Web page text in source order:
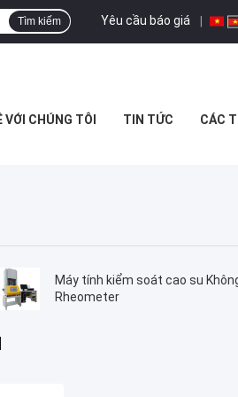
Yêu cầu báo giá |
Tìm kiếm
VỚI CHÚNG TÔI TIN TỨC CÁC
Máy tính kiểm soát cao su
Rheometer